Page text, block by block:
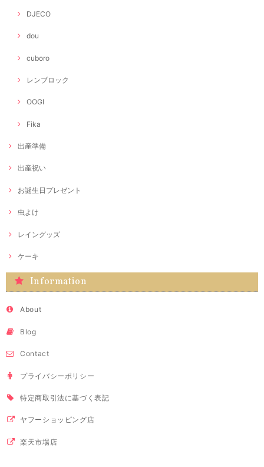
DJECO
dou
cuboro
レンブロック
OOGI
Fika
出産準備
出産祝い
お誕生日プレゼント
虫よけ
レイングッズ
ケーキ
Information
About
Blog
Contact
プライバシーポリシー
特定商取引法に基づく表記
ヤフーショッピング店
楽天市場店